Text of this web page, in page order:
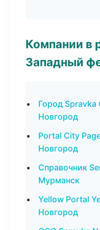
Компании в
Западный
Город
Новгород
Portal City
Новгород
Справочник
Мурманск
Yellow Portal
Новгород